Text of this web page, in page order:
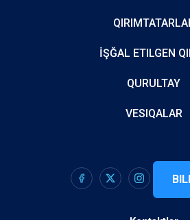
İŞĞAL ETILGEN
QURULTAY
VESIQALAR